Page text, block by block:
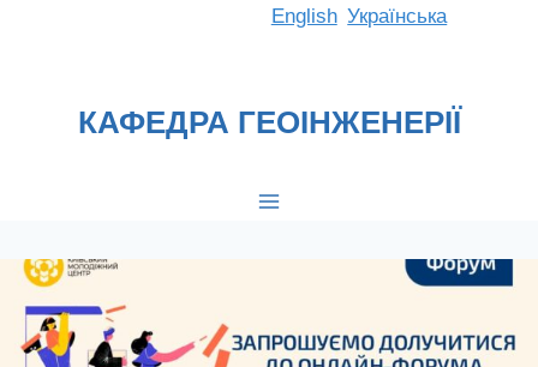
English Українська
КАФЕДРА ГЕОІНЖЕНЕРІЇ